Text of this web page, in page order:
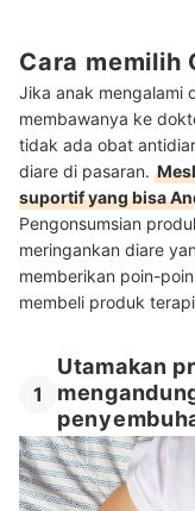
Cara memilih
Jika anak mengalami
membawanya ke
tidak ada obat
diare di pasaran.
suportif yang bisa
Pengonsumsian
meringankan diare
memberikan poin-
membeli produk
1
Utamakan